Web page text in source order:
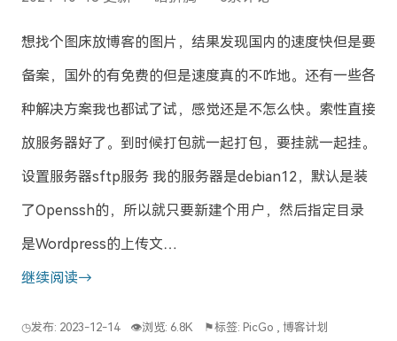
想找个图床放博客的图片，结果发现国内的速度快但是要
备案，国外的有免费的但是速度真的不咋地。还有一些各
种解决方案我也都试了试，感觉还是不怎么快。索性直接
放服务器好了。到时候打包就一起打包，要挂就一起挂。
设置服务器sftp服务 我的服务器是debian12，默认是装
了Openssh的，所以就只要新建个用户，然后指定目录
是Wordpress的上传文…
继续阅读→
◷发布: 2023-12-14 👁浏览: 6.8K ⚑标签: PicGo , 博客计划